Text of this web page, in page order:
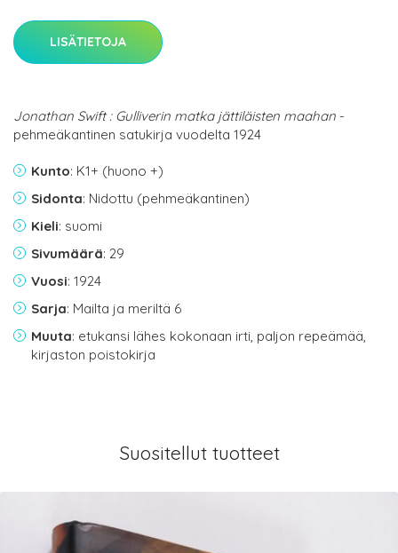
LISÄTIETOJA
Jonathan Swift : Gulliverin matka jättiläisten maahan -
pehmeäkantinen satukirja vuodelta 1924
Kunto: K1+ (huono +)
Sidonta: Nidottu (pehmeäkantinen)
Kieli: suomi
Sivumäärä: 29
Vuosi: 1924
Sarja: Mailta ja meriltä 6
Muuta: etukansi lähes kokonaan irti, paljon repeämää,
kirjaston poistokirja
Suositellut tuotteet